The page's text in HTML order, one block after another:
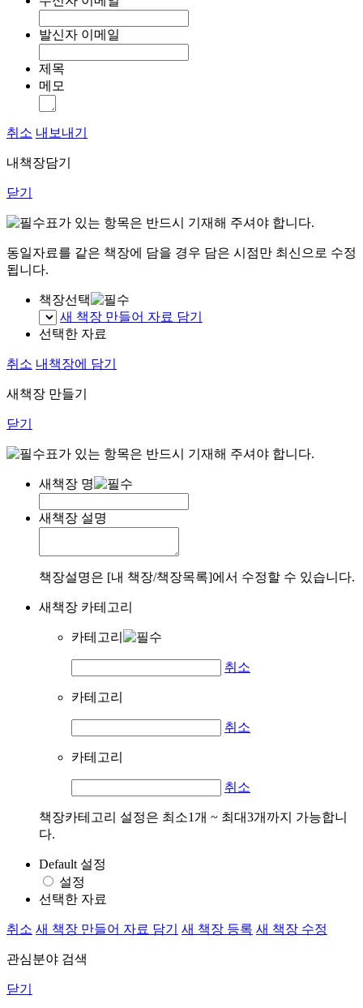
발신자 이메일
제목
메모
취소 내보내기
내책장담기
닫기
표가 있는 항목은 반드시 기재해 주셔야 합니다.
동일자료를 같은 책장에 담을 경우 담은 시점만 최신으로 수정
됩니다.
책장선택
새 책장 만들어 자료 담기
선택한 자료
취소 내책장에 담기
새책장 만들기
닫기
표가 있는 항목은 반드시 기재해 주셔야 합니다.
새책장 명
새책장 설명
책장설명은 [내 책장/책장목록]에서 수정할 수 있습니다.
새책장 카테고리
카테고리
취소
카테고리
취소
카테고리
취소
책장카테고리 설정은 최소1개 ~ 최대3개까지 가능합니
다.
Default 설정
설정
선택한 자료
취소 새 책장 만들어 자료 담기 새 책장 등록 새 책장 수정
관심분야 검색
닫기